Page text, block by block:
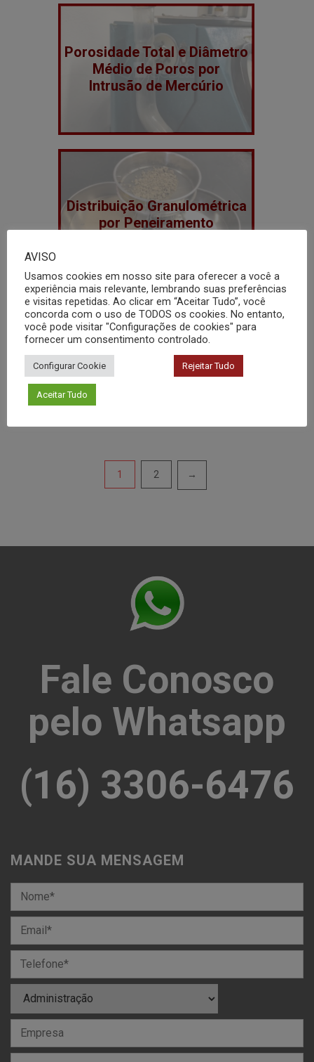
Porosidade Total e Diâmetro
Médio de Poros por
Intrusão de Mercúrio
Distribuição Granulométrica
por Peneiramento
Difração de Raio-X (DRX) –
Fases Cerâmicas
Cristalinas
Navegação
1 2 →
Fale Conosco
pelo Whatsapp
(16) 3306-6476
MANDE SUA MENSAGEM
AVISO
Usamos cookies em nosso site para oferecer a você a
experiência mais relevante, lembrando suas preferências
e visitas repetidas. Ao clicar em “Aceitar Tudo”, você
concorda com o uso de TODOS os cookies. No entanto,
você pode visitar "Configurações de cookies" para
fornecer um consentimento controlado.
Configurar Cookie Rejeitar Tudo
Aceitar Tudo